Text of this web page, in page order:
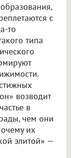
с
то
типа
возводит
в
чем они
их
элитой» —